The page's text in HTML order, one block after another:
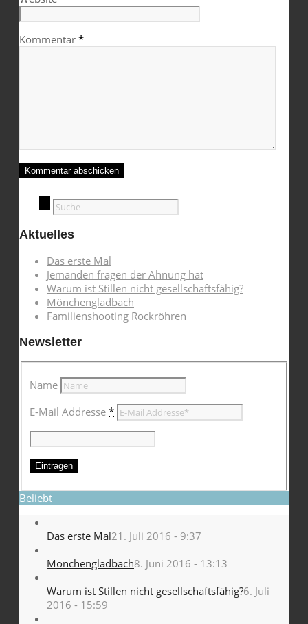
Kommentar *
Aktuelles
Das erste Mal
Jemanden fragen der Ahnung hat
Warum ist Stillen nicht gesellschaftsfähig?
Mönchengladbach
Familienshooting Rockröhren
Newsletter
Name
E-Mail Addresse*
Beliebt
Das erste Mal21. Juli 2016 - 9:37
Mönchengladbach8. Juni 2016 - 13:13
Warum ist Stillen nicht gesellschaftsfähig?6. Juli
2016 - 15:59